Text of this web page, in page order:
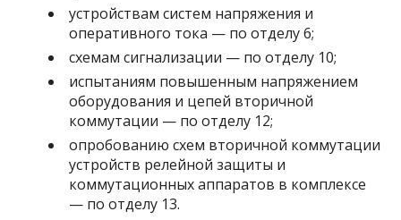
устройствам систем напряжения и
оперативного тока — по отделу 6;
схемам сигнализации — по отделу 10;
испытаниям повышенным напряжением
оборудования и цепей вторичной
коммутации — по отделу 12;
опробованию схем вторичной коммутации
устройств релейной защиты и
коммутационных аппаратов в комплексе
— по отделу 13.